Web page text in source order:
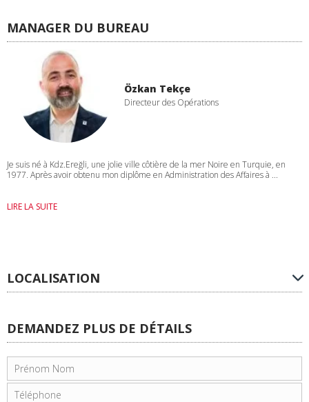
MANAGER DU BUREAU
Özkan Tekçe
Directeur des Opérations
Je suis né à Kdz.Ereğli, une jolie ville côtière de la mer Noire en Turquie, en
1977. Après avoir obtenu mon diplôme en Administration des Affaires à ...
LIRE LA SUITE
LOCALISATION
DEMANDEZ PLUS DE DÉTAILS